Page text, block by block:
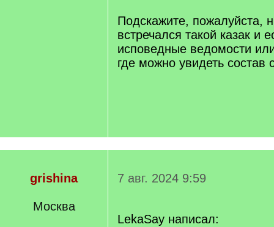
Подскажите, пожалуйста,
встречался такой казак и
исповедные ведомости
где можно увидеть состав
grishina
Москва
7 авг. 2024 9:59
LekaSay написал: